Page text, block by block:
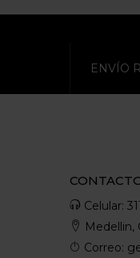
ENVÍO
Celular:
Medellin,
Correo: